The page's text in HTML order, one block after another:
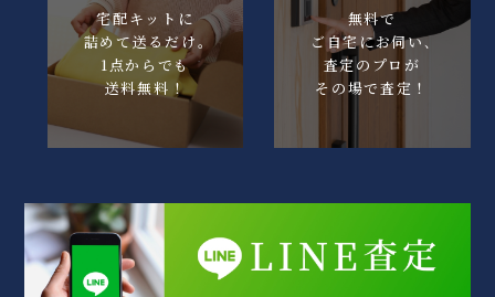
宅配キットに
詰めて送るだけ｡
1点からでも
送料無料！
無料で
ご自宅にお伺い､
査定のプロが
その場で査定！